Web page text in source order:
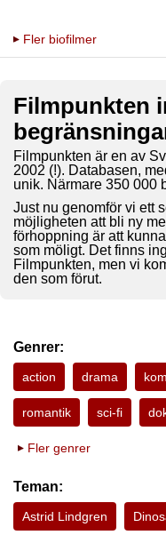
Fler biofilmer
Filmpunkten
Filmpunkten är en av
2002 (!). Databasen,
unik. Närmare 350 000
Just nu genomför vi ett
möjligheten att bli ny
förhoppning är att
som möligt. Det finns
Filmpunkten, men vi
den som förut.
Genrer:
action drama
romantik sci-fi
Fler genrer
Teman:
Astrid Lindgren